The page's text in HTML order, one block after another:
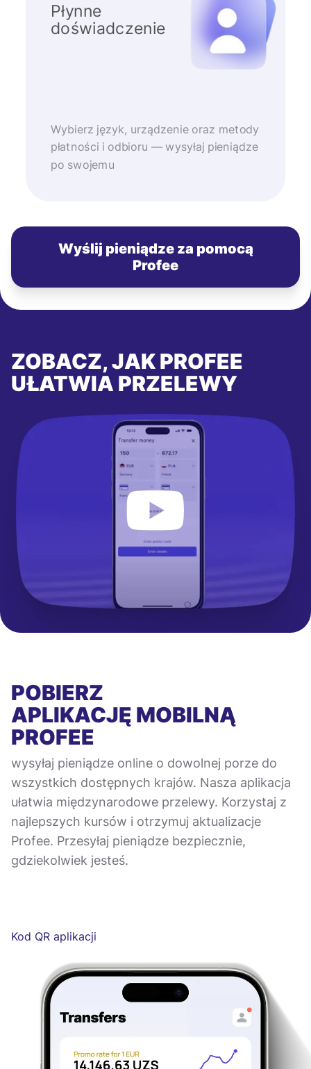
Płynne
doświadczenie
Wybierz język, urządzenie oraz metody
płatności i odbioru — wysyłaj pieniądze
po swojemu
Wyślij pieniądze za pomocą
Profee
ZOBACZ, JAK PROFEE
UŁATWIA PRZELEWY
POBIERZ
APLIKACJĘ MOBILNĄ
PROFEE
wysyłaj pieniądze online o dowolnej porze do
wszystkich dostępnych krajów. Nasza aplikacja
ułatwia międzynarodowe przelewy. Korzystaj z
najlepszych kursów i otrzymuj aktualizacje
Profee. Przesyłaj pieniądze bezpiecznie,
gdziekolwiek jesteś.
Kod QR aplikacji